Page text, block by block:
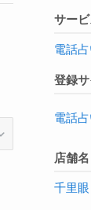
サー
電話
登録サ
電話
店舗名
千里